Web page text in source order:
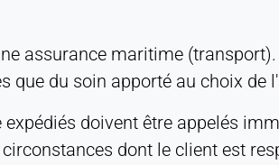
assurance maritime
du soin apporté au choix de
doivent être appelés
dont le client est